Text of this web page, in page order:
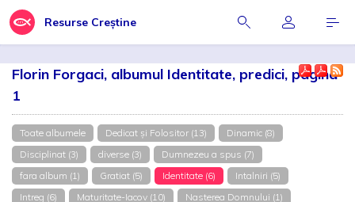
Resurse Creștine
Florin Forgaci, albumul Identitate, predici, pagina
1
Toate albumele Dedicat și Folositor (13)
Dinamic (8)
Disciplinat (3)
diverse (3)
Dumnezeu a spus (7)
fara album (1)
Gratiat (5) Identitate (6)
Intalniri (5)
Intreg (6)
Maturitate-Iacov (10)
Nasterea Domnului (1)